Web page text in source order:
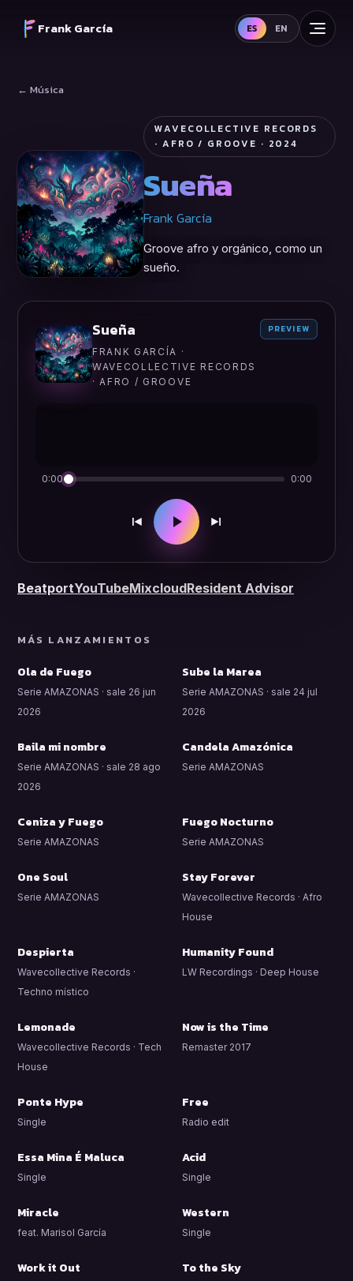
Frank García ES EN
← Música
WAVECOLLECTIVE RECORDS
· AFRO / GROOVE · 2024
Sueña
Frank García
Groove afro y orgánico, como un
sueño.
Sueña
FRANK GARCÍA ·
WAVECOLLECTIVE RECORDS
· AFRO / GROOVE
PREVIEW
0:00 0:00
BeatportYouTubeMixcloudResident Advisor
MÁS LANZAMIENTOS
Ola de Fuego
Serie AMAZONAS · sale 26 jun
2026
Sube la Marea
Serie AMAZONAS · sale 24 jul
2026
Baila mi nombre
Serie AMAZONAS · sale 28 ago
2026
Candela Amazónica
Serie AMAZONAS
Ceniza y Fuego
Serie AMAZONAS
Fuego Nocturno
Serie AMAZONAS
One Soul
Serie AMAZONAS
Stay Forever
Wavecollective Records · Afro
House
Despierta
Wavecollective Records ·
Techno místico
Humanity Found
LW Recordings · Deep House
Lemonade
Wavecollective Records · Tech
House
Now is the Time
Remaster 2017
Ponte Hype
Single
Free
Radio edit
Essa Mina É Maluca
Single
Acid
Single
Miracle
feat. Marisol García
Western
Single
Work it Out To the Sky